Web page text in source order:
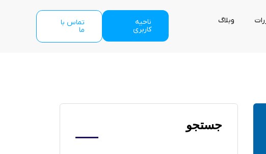
وبلاگ ناحیه
کاربری
تماس با
ما
جستجو